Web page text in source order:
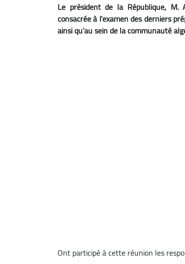
Le président de la République, M.
consacrée à l’examen des derniers
ainsi qu’au sein de la communauté
Ont participé à cette réunion les